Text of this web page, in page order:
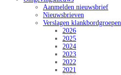
Aanmelden nieuwsbrief
Nieuwsbrieven
Verslagen klankbordgroepen
2026
2025
2024
2023
2022
2021